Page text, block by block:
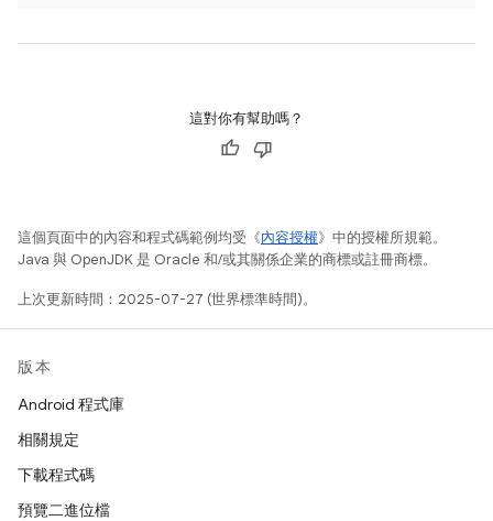
這對你有幫助嗎？
這個頁面中的內容和程式碼範例均受《內容授權》中的授權所規範。
Java 與 OpenJDK 是 Oracle 和/或其關係企業的商標或註冊商標。
上次更新時間：2025-07-27 (世界標準時間)。
版本
Android 程式庫
相關規定
下載程式碼
預覽二進位檔